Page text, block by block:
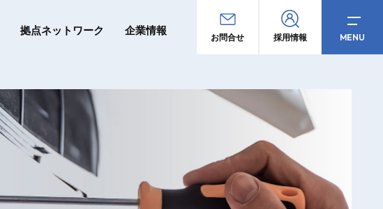
拠点ネットワーク 企業情報
お問合せ 採用情報 MENU